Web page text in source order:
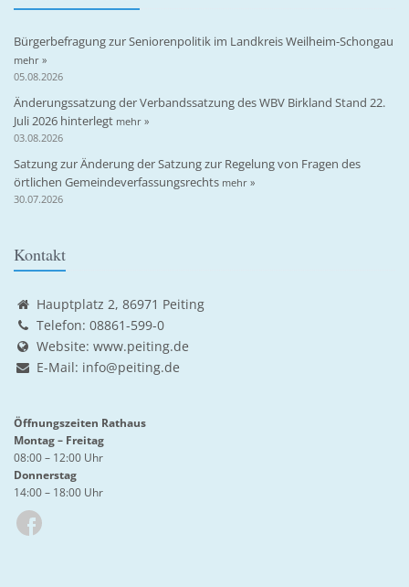
Bürgerbefragung zur Seniorenpolitik im Landkreis Weilheim-Schongau
mehr »
05.08.2026
Änderungssatzung der Verbandssatzung des WBV Birkland Stand 22.
Juli 2026 hinterlegt mehr »
03.08.2026
Satzung zur Änderung der Satzung zur Regelung von Fragen des
örtlichen Gemeindeverfassungsrechts mehr »
30.07.2026
Kontakt
Hauptplatz 2, 86971 Peiting
Telefon: 08861-599-0
Website: www.peiting.de
E-Mail: info@peiting.de
Öffnungszeiten Rathaus
Montag – Freitag
08:00 – 12:00 Uhr
Donnerstag
14:00 – 18:00 Uhr